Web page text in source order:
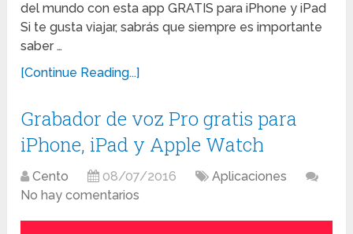
del mundo con esta app GRATIS para iPhone y iPad
Si te gusta viajar, sabrás que siempre es importante
saber …
[Continue Reading...]
Grabador de voz Pro gratis para
iPhone, iPad y Apple Watch
Cento 08/07/2016
Aplicaciones
No hay comentarios